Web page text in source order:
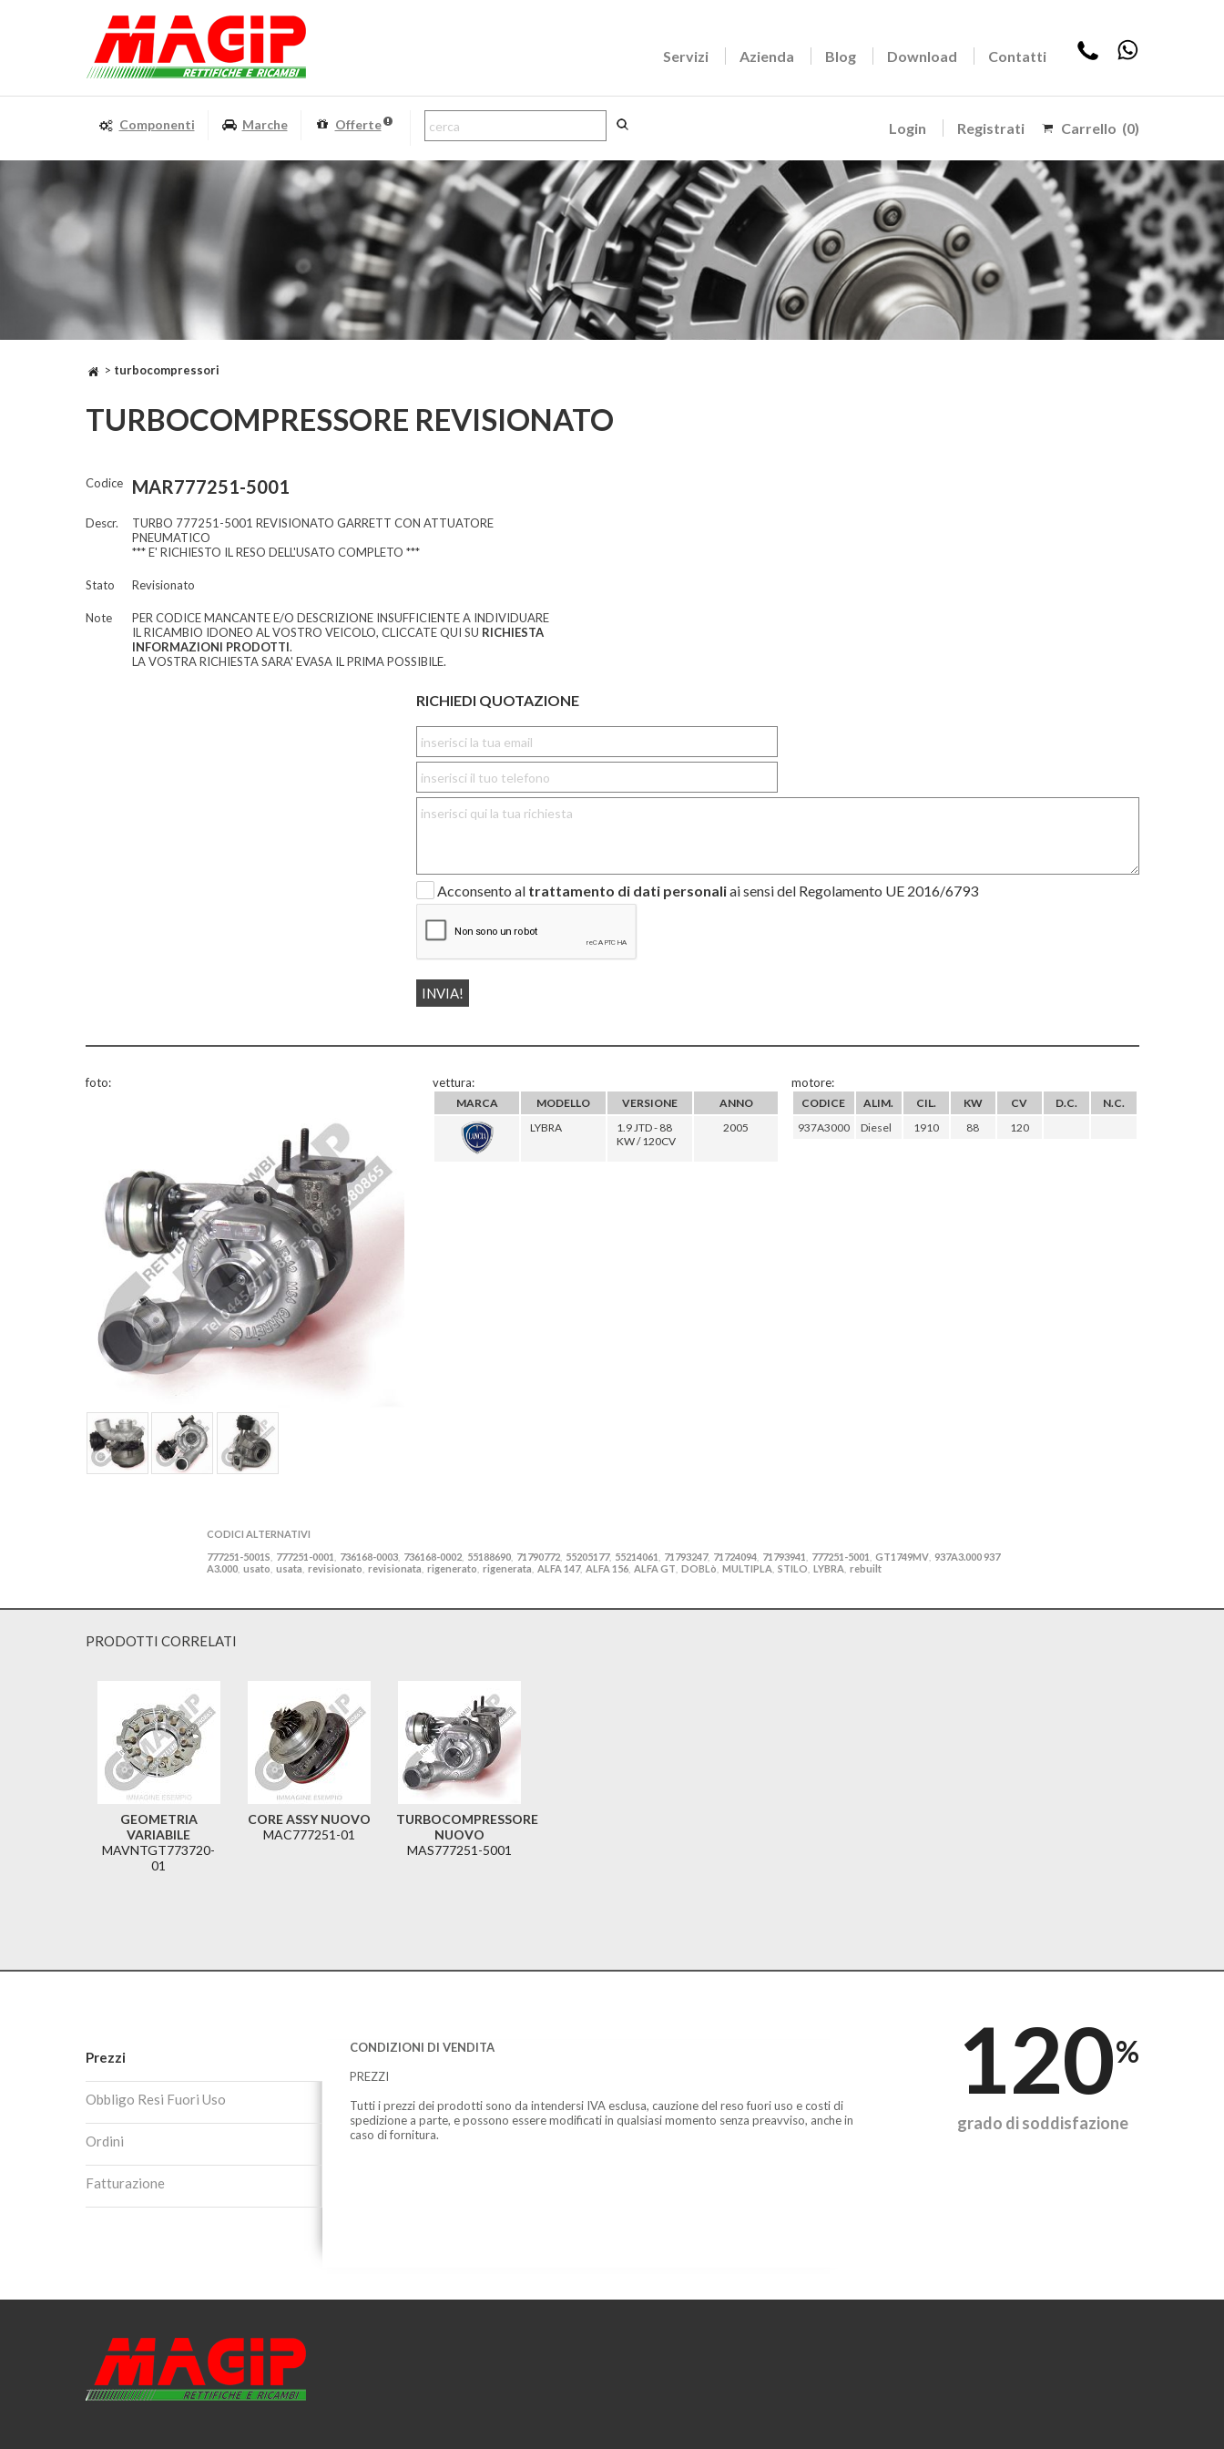
Servizi Azienda Blog Download Contatti
Login Registrati Carrello (0)
Componenti Marche Offerte
> turbocompressori
TURBOCOMPRESSORE REVISIONATO
Codice MAR777251-5001
Descr.
TURBO 777251-5001 REVISIONATO GARRETT CON ATTUATORE
PNEUMATICO
*** E' RICHIESTO IL RESO DELL'USATO COMPLETO ***
Stato Revisionato
Note
PER CODICE MANCANTE E/O DESCRIZIONE INSUFFICIENTE A INDIVIDUARE
IL RICAMBIO IDONEO AL VOSTRO VEICOLO, CLICCATE QUI SU RICHIESTA
INFORMAZIONI PRODOTTI.
LA VOSTRA RICHIESTA SARA' EVASA IL PRIMA POSSIBILE.
RICHIEDI QUOTAZIONE
Acconsento al trattamento di dati personaliai sensi del Regolamento UE 2016/6793
foto: vettura:
MARCA MODELLO VERSIONE
ANNO
LYBRA
1.9 JTD - 88
KW / 120CV
2005
motore:
CODICE ALIM. CIL. KW CV D.C.
N.C.
937A3000
Diesel 1910 88 120
CODICI ALTERNATIVI
777251-5001S
777251-0001 736168-0003 736168-0002 55188690 71790772 55205177, 55214061 71793247, 71724094 71793941 777251-5001 GT1749MV 937A3.000 937
A3.000 usato usata revisionato revisionata rigenerato rigenerata ALFA 147, ALFA 156 ALFA GT DOBLò MULTIPLA STILO LYBRA rebuilt
PRODOTTI CORRELATI
GEOMETRIA
VARIABILE
MAVNTGT773720-
01
CORE ASSY NUOVO
MAC777251-01
TURBOCOMPRESSORE
NUOVO
MAS777251-5001
Prezzi
Obbligo Resi Fuori Uso
Ordini
Fatturazione
CONDIZIONI DI VENDITA
PREZZI
Tutti i prezzi dei prodotti sono da intendersi IVA esclusa, cauzione del reso fuori uso e costi di
spedizione a parte, e possono essere modificati in qualsiasi momento senza preavviso, anche in
caso di fornitura.
120%
grado di soddisfazione